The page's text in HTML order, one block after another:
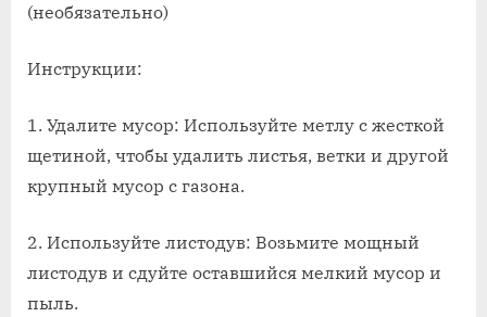
(необязательно)
Инструкции:
1. Удалите мусор: Используйте метлу с жесткой
щетиной, чтобы удалить листья, ветки и другой
крупный мусор с газона.
2. Используйте листодув: Возьмите мощный
листодув и сдуйте оставшийся мелкий мусор и
пыль.